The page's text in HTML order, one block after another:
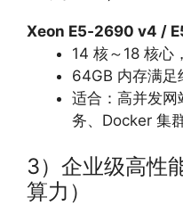
Xeon E5‑2690 v4 /
14 核～18 核心
64GB 内存满足
适合：高并发网
务、Docker 集
3）企业级高性
算力）